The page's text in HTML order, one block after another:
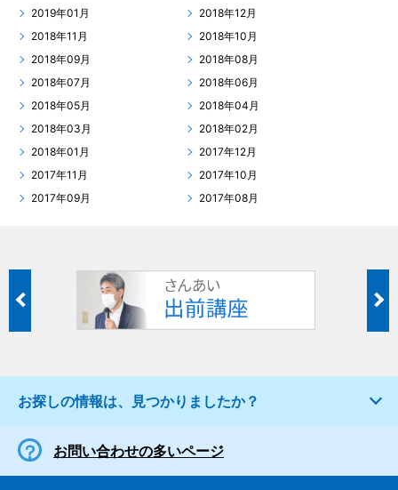
2019年01月
2018年12月
2018年11月
2018年10月
2018年09月
2018年08月
2018年07月
2018年06月
2018年05月
2018年04月
2018年03月
2018年02月
2018年01月
2017年12月
2017年11月
2017年10月
2017年09月
2017年08月
お探しの情報は、見つかりましたか？
お問い合わせの多いページ